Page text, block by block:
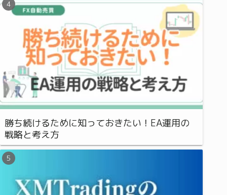
勝ち続けるために知っておきたい！EA運用の
戦略と考え方